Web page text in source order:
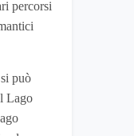
percorsi
può
Lago